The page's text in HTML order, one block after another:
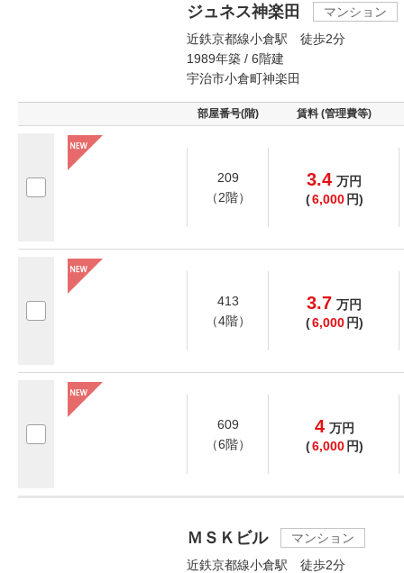
ジュネス神楽田
マンション
近鉄京都線小倉駅 徒歩2分
1989年築 / 6階建
宇治市小倉町神楽田
部屋番号(階) 賃料 (管理費等)
209
（2階）
3.4 万円
(6,000 円)
413
（4階）
3.7 万円
(6,000 円)
609
（6階）
4 万円
(6,000 円)
ＭＳＫビル
マンション
近鉄京都線小倉駅 徒歩2分